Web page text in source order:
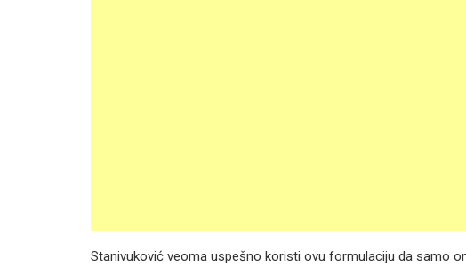
Stanivuković veoma uspešno koristi ovu formulaciju da samo